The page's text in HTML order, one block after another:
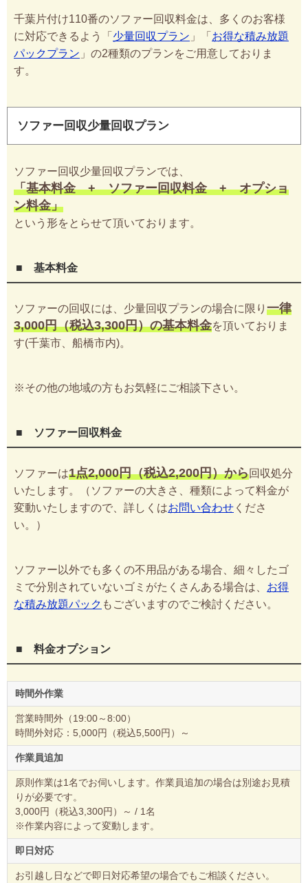
千葉片付け110番のソファー回収料金は、多くのお客様
に対応できるよう「 少量回収プラン 」「 お得な積み放題
パックプラン 」の2種類のプランをご用意しておりま
す。
ソファー回収少量回収プラン
ソファー回収少量回収プランでは、
「基本料金 + ソファー回収料金 + オプショ
ン料金」
という形をとらせて頂いております。
■ 基本料金
ソファーの回収には、少量回収プランの場合に限り 一律
3,000円（税込3,300円）の基本料金を頂いておりま
す(千葉市、船橋市内)。
※その他の地域の方もお気軽にご相談下さい。
■ ソファー回収料金
ソファーは1点2,000円（税込2,200円）から回収処分
いたします。（ソファーの大きさ、種類によって料金が
変動いたしますので、詳しくはお問い合わせ くださ
い。）
ソファー以外でも多くの不用品がある場合、細々したゴ
ミで分別されていないゴミがたくさんある場合は、 お得
な積み放題パック もございますのでご検討ください。
■ 料金オプション
時間外作業
営業時間外（19:00～8:00）
時間外対応：5,000円（税込5,500円）～
作業員追加
原則作業は1名でお伺いします。作業員追加の場合は別途お見積
りが必要です。
3,000円（税込3,300円）～ / 1名
※作業内容によって変動します。
即日対応
お引越し日などで即日対応希望の場合でもご相談ください。